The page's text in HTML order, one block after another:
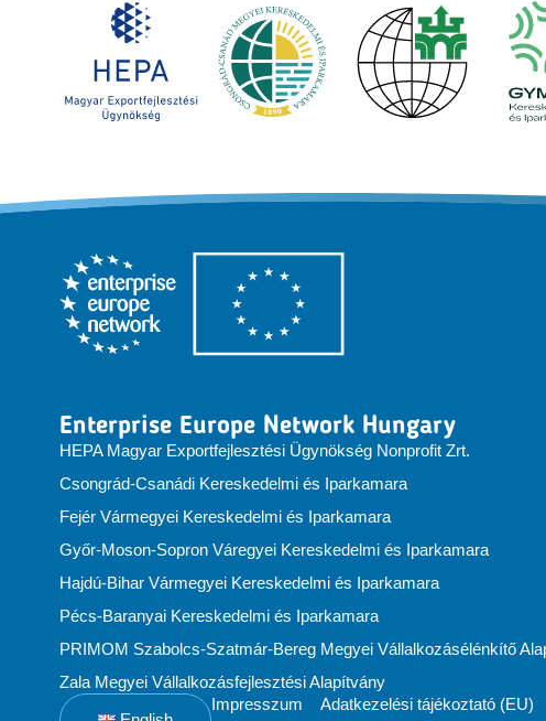
Enterprise Europe Network Hungary
HEPA Magyar Exportfejlesztési Ügynökség Nonprofit Zrt.
Csongrád-Csanádi Kereskedelmi és Iparkamara
Fejér Vármegyei Kereskedelmi és Iparkamara
Győr-Moson-Sopron Váregyei Kereskedelmi és Iparkamara
Hajdú-Bihar Vármegyei Kereskedelmi és Iparkamara
Pécs-Baranyai Kereskedelmi és Iparkamara
PRIMOM Szabolcs-Szatmár-Bereg Megyei Vállalkozásélénkítő
Zala Megyei Vállalkozásfejlesztési Alapítvány
Impresszum Adatkezelési tájékoztató (EU)